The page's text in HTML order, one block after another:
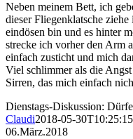
Neben meinem Bett, ich
dieser Fliegenklatsche
eindösen bin und es hinter
strecke ich vorher den Arm
einfach zusticht und mich
Viel schlimmer als die
Sirren, das mich einfach
Dienstags-Diskussion:
Claudi2018-05-
06.März.2018